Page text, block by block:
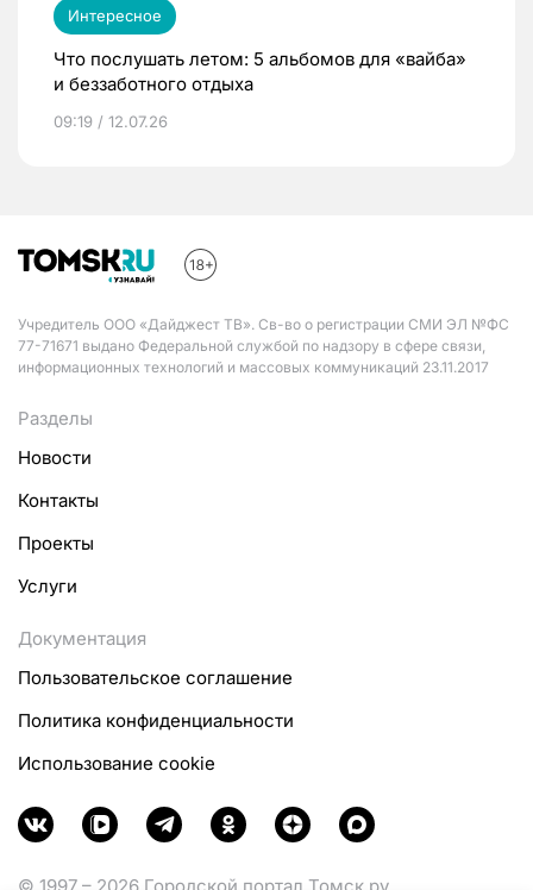
Интересное
Что послушать летом: 5 альбомов для «вайба»
и беззаботного отдыха
09:19 / 12.07.26
Учредитель ООО «Дайджест ТВ». Св-во о регистрации СМИ ЭЛ №ФС
77-71671 выдано Федеральной службой по надзору в сфере связи,
информационных технологий и массовых коммуникаций 23.11.2017
Разделы
Новости
Контакты
Проекты
Услуги
Документация
Пользовательское соглашение
Политика конфиденциальности
Использование cookie